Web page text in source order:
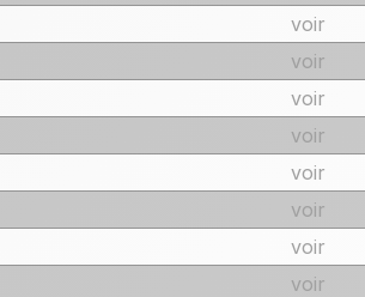
voir
voir
voir
voir
voir
voir
voir
voir